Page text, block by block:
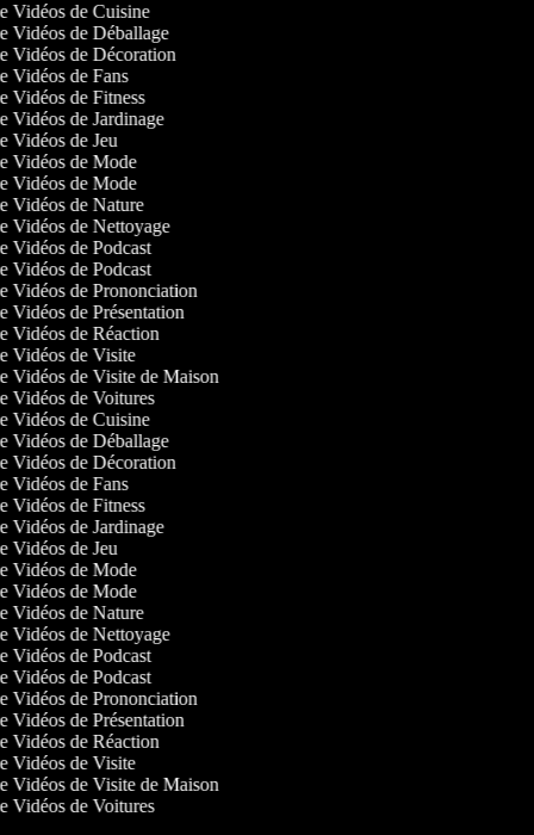
Vidéos de Cuisine
Vidéos de Déballage
Vidéos de Décoration
Vidéos de Fans
Vidéos de Fitness
Vidéos de Jardinage
Vidéos de Jeu
Vidéos de Mode
Vidéos de Mode
Vidéos de Nature
Vidéos de Nettoyage
Vidéos de Podcast
Vidéos de Podcast
Vidéos de Prononciation
Vidéos de Présentation
Vidéos de Réaction
Vidéos de Visite
Vidéos de Visite de Maison
Vidéos de Voitures
Vidéos de Cuisine
Vidéos de Déballage
Vidéos de Décoration
Vidéos de Fans
Vidéos de Fitness
Vidéos de Jardinage
Vidéos de Jeu
Vidéos de Mode
Vidéos de Mode
Vidéos de Nature
Vidéos de Nettoyage
Vidéos de Podcast
Vidéos de Podcast
Vidéos de Prononciation
Vidéos de Présentation
Vidéos de Réaction
Vidéos de Visite
Vidéos de Visite de Maison
Vidéos de Voitures